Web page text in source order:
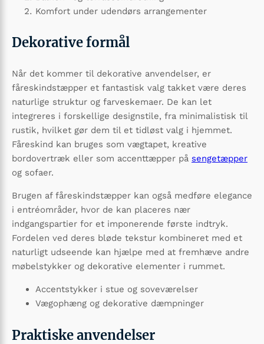
Komfort under udendørs arrangementer
Dekorative formål
Når det kommer til dekorative anvendelser, er
fåreskindstæpper et fantastisk valg takket være deres
naturlige struktur og farveskemaer. De kan let
integreres i forskellige designstile, fra minimalistisk til
rustik, hvilket gør dem til et tidløst valg i hjemmet.
Fåreskind kan bruges som vægtapet, kreative
bordovertræk eller som accenttæpper på sengetæpper
og sofaer.
Brugen af fåreskindstæpper kan også medføre elegance
i entréområder, hvor de kan placeres nær
indgangspartier for et imponerende første indtryk.
Fordelen ved deres bløde tekstur kombineret med et
naturligt udseende kan hjælpe med at fremhæve andre
møbelstykker og dekorative elementer i rummet.
Accentstykker i stue og soveværelser
Vægophæng og dekorative dæmpninger
Praktiske anvendelser